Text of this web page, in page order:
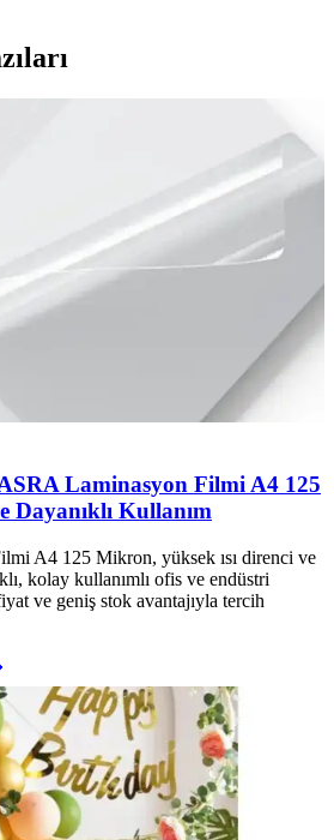
Laminasyon Filmi A4 125
Kullanım
A4 125 Mikron, yüksek ısı direnci ve
kolay kullanımlı ofis ve endüstri
ve geniş stok avantajıyla tercih